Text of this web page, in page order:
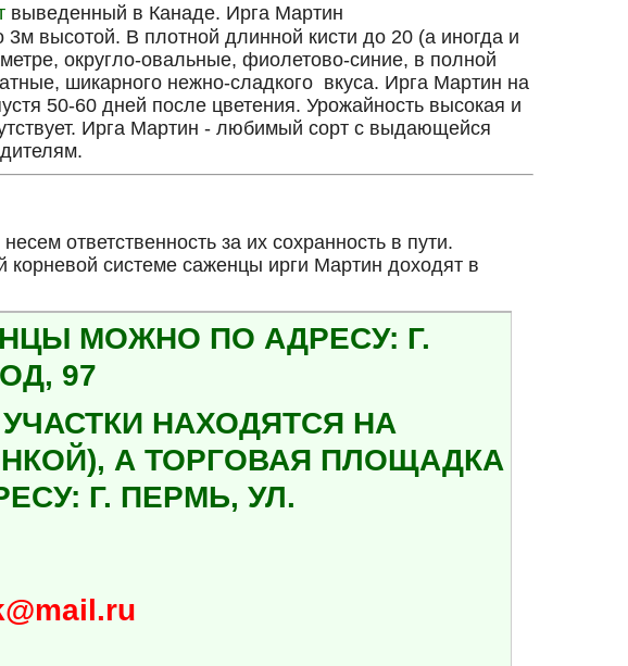
выведенный в Канаде. Ирга Мартин
3м высотой. В плотной длинной кисти до 20 (а иногда и
округло-овальные, фиолетово-синие, в полной
шикарного нежно-сладкого вкуса. Ирга Мартин на
50-60 дней после цветения. Урожайность высокая и
Ирга Мартин - любимый сорт с выдающейся
ответственность за их сохранность в пути.
системе саженцы ирги Мартин доходят в
МОЖНО ПО АДРЕСУ: Г.
97
НАХОДЯТСЯ НА
А ТОРГОВАЯ ПЛОЩАДКА
Г. ПЕРМЬ, УЛ.